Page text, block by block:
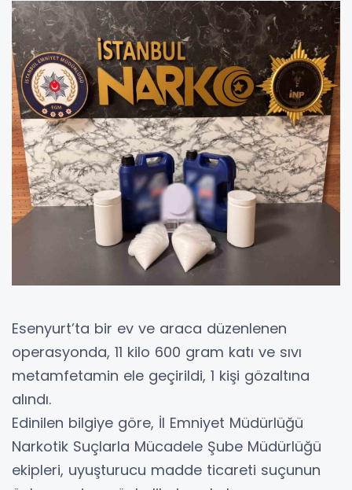
Esenyurt’ta bir ev ve araca düzenlenen
operasyonda, 11 kilo 600 gram katı ve sıvı
metamfetamin ele geçirildi, 1 kişi gözaltına
alındı.
Edinilen bilgiye göre, İl Emniyet Müdürlüğü
Narkotik Suçlarla Mücadele Şube Müdürlüğü
ekipleri, uyuşturucu madde ticareti suçunun